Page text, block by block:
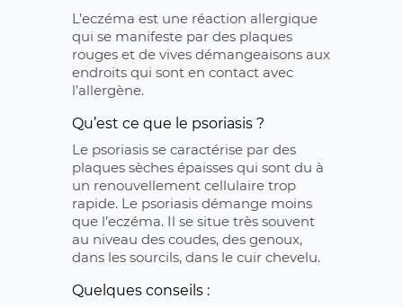
L’eczéma est une réaction allergique
qui se manifeste par des plaques
rouges et de vives démangeaisons aux
endroits qui sont en contact avec
l’allergène.
Qu’est ce que le psoriasis ?
Le psoriasis se caractérise par des
plaques sèches épaisses qui sont du à
un renouvellement cellulaire trop
rapide. Le psoriasis démange moins
que l’eczéma. Il se situe très souvent
au niveau des coudes, des genoux,
dans les sourcils, dans le cuir chevelu.
Quelques conseils :